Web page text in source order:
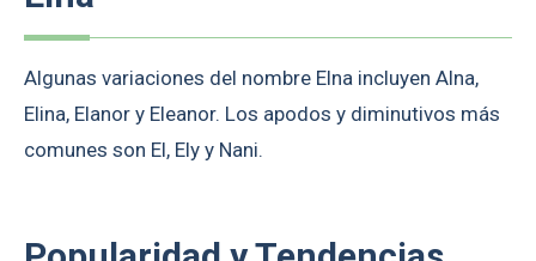
Algunas variaciones del nombre Elna incluyen Alna,
Elina, Elanor y Eleanor. Los apodos y diminutivos más
comunes son El, Ely y Nani.